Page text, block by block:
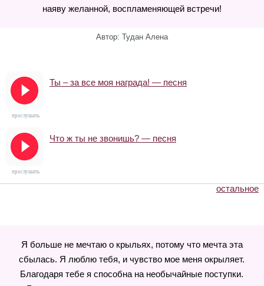
наяву желанной, воспламеняющей встречи!
Автор: Тудан Алена
Ты – за все моя награда! — песня
прослушать
Что ж ты не звонишь? — песня
прослушать
остальное
Я больше не мечтаю о крыльях, потому что мечта эта
сбылась. Я люблю тебя, и чувство мое меня окрыляет.
Благодаря тебе я способна на необычайные поступки.